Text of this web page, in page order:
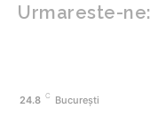
Urmareste-ne:
24.8 C București